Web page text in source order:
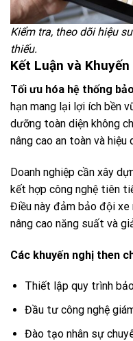
Kiểm tra, theo dõi hiệu
thiếu.
Kết Luận và Khuyến
Tối ưu hóa hệ thống
hạn mang lại lợi ích bền
dưỡng toàn diện không
nâng cao an toàn và hiệu
Doanh nghiệp cần xây
kết hợp công nghệ tiên
Điều này đảm bảo đội
nâng cao năng suất và
Các khuyến nghị then
Thiết lập quy trình
Đầu tư công nghệ
Đào tạo nhân sự